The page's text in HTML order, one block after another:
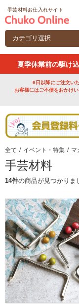
手芸材料お仕入れサイト
夏季休業前の駆け
6日以降にご注文い
お客様にはご不便をおかけ
全て / イベント・特集 / マ
手芸材料
14件の商品が見つかりま